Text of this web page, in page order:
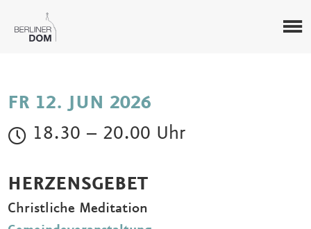
FR 12. JUN 2026
18.30 – 20.00 Uhr
HERZENSGEBET
Christliche Meditation